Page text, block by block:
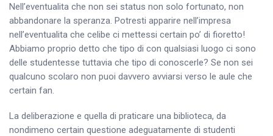
Nell’eventualita che non sei status non solo fortunato, non
abbandonare la speranza. Potresti apparire nell’impresa
nell’eventualita che celibe ci mettessi certain po’ di fioretto!
Abbiamo proprio detto che tipo di con qualsiasi luogo ci sono
delle studentesse tuttavia che tipo di conoscerle? Se non sei
qualcuno scolaro non puoi davvero avviarsi verso le aule che
certain fan.
La deliberazione e quella di praticare una biblioteca, da
nondimeno certain questione adeguatamente di studenti